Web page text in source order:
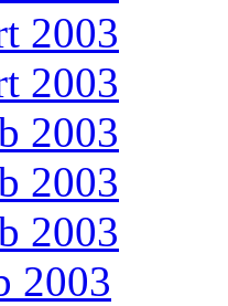
2003
2003
2003
2003
2003
2003